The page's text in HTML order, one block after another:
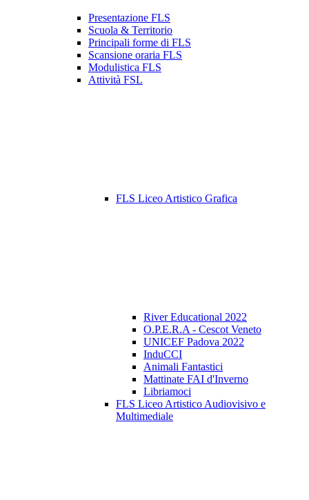
Presentazione FLS
Scuola & Territorio
Principali forme di FLS
Scansione oraria FLS
Modulistica FLS
Attività FSL
FLS Liceo Artistico Grafica
River Educational 2022
O.P.E.R.A - Cescot Veneto
UNICEF Padova 2022
InduCCI
Animali Fantastici
Mattinate FAI d'Inverno
Libriamoci
FLS Liceo Artistico Audiovisivo e
Multimediale